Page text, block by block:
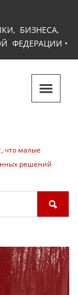
БИЗНЕСА,
ФЕДЕРАЦИИ •
что малые
решений